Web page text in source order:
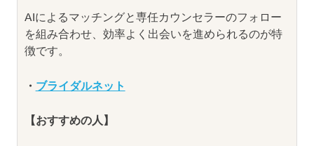
AIによるマッチングと専任カウンセラーのフォロー
を組み合わせ、効率よく出会いを進められるのが特
徴です。
・ ブライダルネット
【おすすめの人】